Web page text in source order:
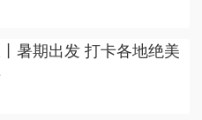
暑期出发 打卡各地绝美